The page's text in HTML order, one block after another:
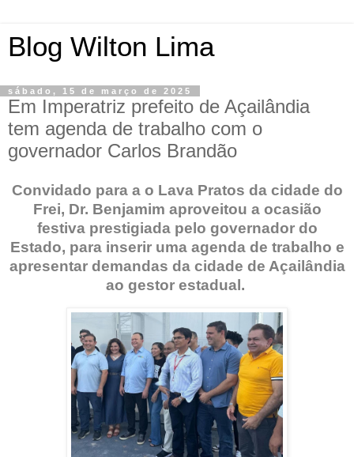
Blog Wilton Lima
sábado, 15 de março de 2025
Em Imperatriz prefeito de Açailândia
tem agenda de trabalho com o
governador Carlos Brandão
Convidado para a o Lava Pratos da cidade do
Frei, Dr. Benjamim aproveitou a ocasião
festiva prestigiada pelo governador do
Estado, para inserir uma agenda de trabalho e
apresentar demandas da cidade de Açailândia
ao gestor estadual.